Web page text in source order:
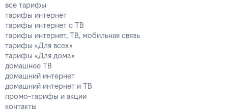
все тарифы
тарифы интернет
тарифы интернет с ТВ
тарифы интернет, ТВ, мобильная связь
тарифы «Для всех»
тарифы «Для дома»
домашнее ТВ
домашний интернет
домашний интернет и ТВ
промо-тарифы и акции
контакты